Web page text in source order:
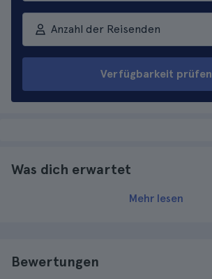
Anzahl der Reisenden
Verfügbarkeit prüfen
Was dich erwartet
Mehr lesen
Bewertungen